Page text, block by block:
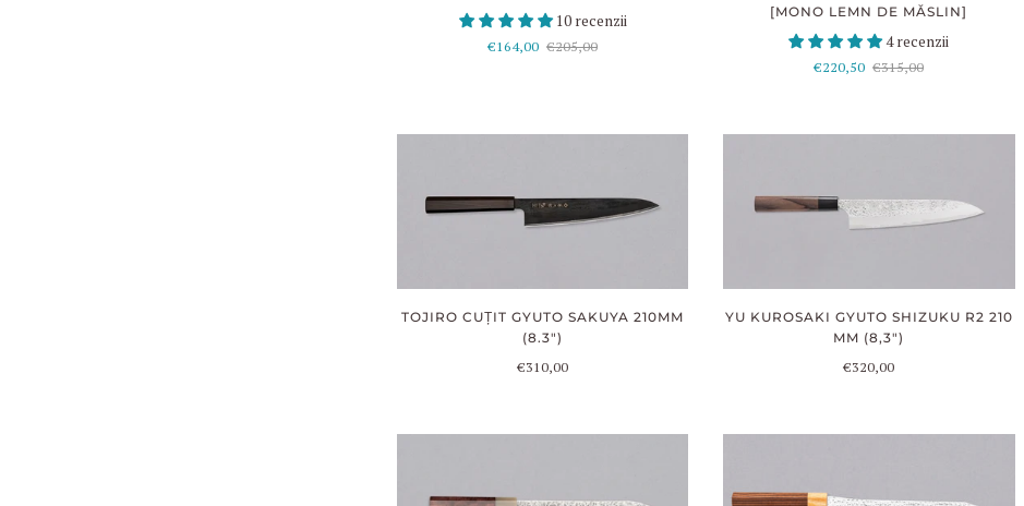
10 recenzii
€164,00 €205,00
[MONO LEMN DE MĂSLIN]
4 recenzii
€220,50 €315,00
TOJIRO CUȚIT GYUTO SAKUYA 210MM
(8.3")
€310,00
YU KUROSAKI GYUTO SHIZUKU R2 210
MM (8,3")
€320,00